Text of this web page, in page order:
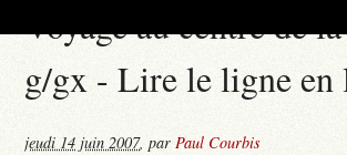
Voyage au centre de
g/gx - Lire le ligne en
jeudi 14 juin 2007,parPaul Courbis